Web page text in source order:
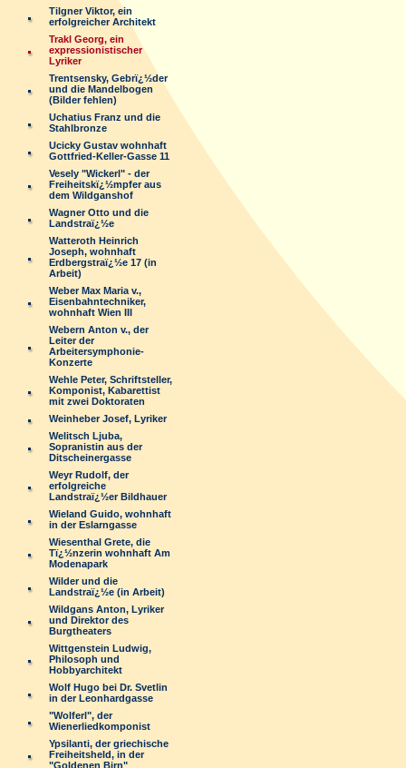
Tilgner Viktor, ein
erfolgreicher Architekt
Trakl Georg, ein
expressionistischer
Lyriker
Trentsensky, Gebrï¿½der
und die Mandelbogen
(Bilder fehlen)
Uchatius Franz und die
Stahlbronze
Ucicky Gustav wohnhaft
Gottfried-Keller-Gasse 11
Vesely "Wickerl" - der
Freiheitskï¿½mpfer aus
dem Wildganshof
Wagner Otto und die
Landstraï¿½e
Watteroth Heinrich
Joseph, wohnhaft
Erdbergstraï¿½e 17 (in
Arbeit)
Weber Max Maria v.,
Eisenbahntechniker,
wohnhaft Wien III
Webern Anton v., der
Leiter der
Arbeitersymphonie-
Konzerte
Wehle Peter, Schriftsteller,
Komponist, Kabarettist
mit zwei Doktoraten
Weinheber Josef, Lyriker
Welitsch Ljuba,
Sopranistin aus der
Ditscheinergasse
Weyr Rudolf, der
erfolgreiche
Landstraï¿½er Bildhauer
Wieland Guido, wohnhaft
in der Eslarngasse
Wiesenthal Grete, die
Tï¿½nzerin wohnhaft Am
Modenapark
Wilder und die
Landstraï¿½e (in Arbeit)
Wildgans Anton, Lyriker
und Direktor des
Burgtheaters
Wittgenstein Ludwig,
Philosoph und
Hobbyarchitekt
Wolf Hugo bei Dr. Svetlin
in der Leonhardgasse
"Wolferl", der
Wienerliedkomponist
Ypsilanti, der griechische
Freiheitsheld, in der
"Goldenen Birn"